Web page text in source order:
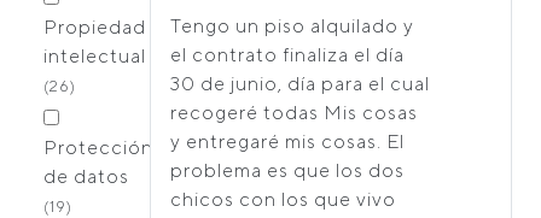
Propiedad
intelectual
(26)
Protección
de datos
(19)
Tengo un piso alquilado y
el contrato finaliza el día
30 de junio, día para el cual
recogeré todas Mis cosas
y entregaré mis cosas. El
problema es que los dos
chicos con los que vivo